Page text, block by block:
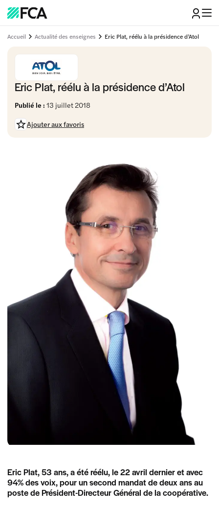
Accueil Actualité des enseignes Eric Plat, réélu à la présidence d’Atol
Eric Plat, réélu à la présidence d’Atol
Publié le : 13 juillet 2018
Ajouter aux favoris
Eric Plat, 53 ans, a été réélu, le 22 avril dernier et avec
94% des voix, pour un second mandat de deux ans au
poste de Président-Directeur Général de la coopérative.